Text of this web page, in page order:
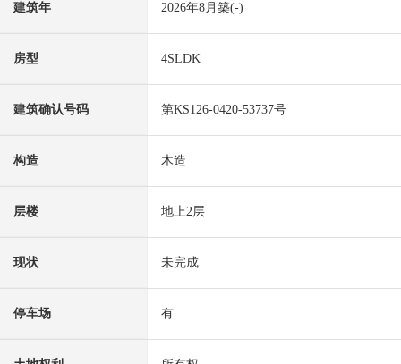
建筑年 2026年8月築(-)
房型 4SLDK
建筑确认号码 第KS126-0420-53737号
构造 木造
层楼 地上2层
现状 未完成
停车场 有